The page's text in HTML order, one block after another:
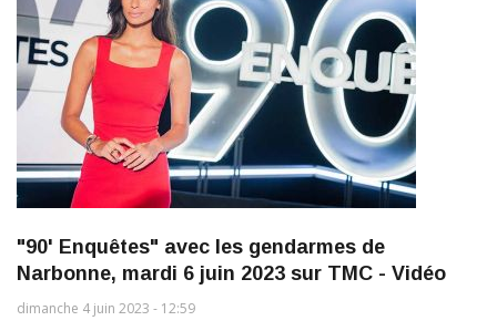
"90' Enquêtes" avec les gendarmes de
Narbonne, mardi 6 juin 2023 sur TMC - Vidéo
dimanche 4 juin 2023 - 12:59